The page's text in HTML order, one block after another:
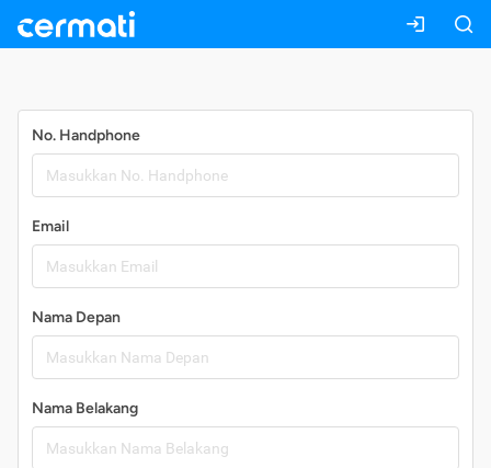
No. Handphone
Email
Nama Depan
Nama Belakang